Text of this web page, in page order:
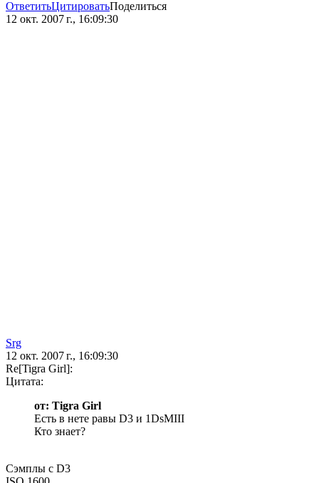
ОтветитьЦитироватьПоделиться
12 окт. 2007 г., 16:09:30
Srg
12 окт. 2007 г., 16:09:30
Re[Tigra Girl]:
Цитата:
от: Tigra Girl
Есть в нете равы D3 и 1DsMIII
Кто знает?
Сэмплы с D3